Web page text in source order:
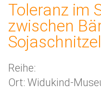
Toleranz im
zwischen
Sojaschnitzel
Reihe:
Ort: Widukind-